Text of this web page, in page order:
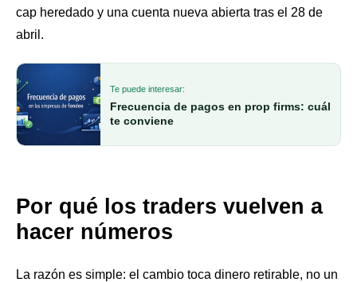
cap heredado y una cuenta nueva abierta tras el 28 de
abril.
Te puede interesar:
Frecuencia de pagos en prop firms: cuál
te conviene
Por qué los traders vuelven a
hacer números
La razón es simple: el cambio toca dinero retirable, no un